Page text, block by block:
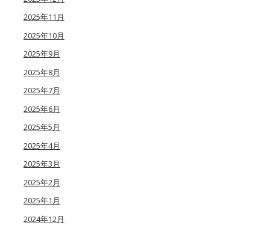
2025年11月
2025年10月
2025年9月
2025年8月
2025年7月
2025年6月
2025年5月
2025年4月
2025年3月
2025年2月
2025年1月
2024年12月